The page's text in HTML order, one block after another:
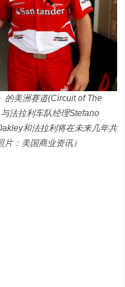
的美洲赛道(Circuit of The
法拉利车队经理Stefano
和法拉利将在未来几年共
：美国商业资讯）